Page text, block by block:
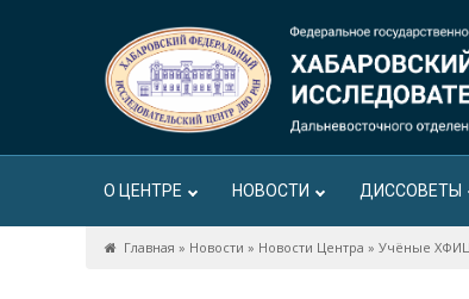
О ЦЕНТРЕ НОВОСТИ ДИССОВЕТЫ
Главная » Новости » Новости Центра » Учёные ХФИЦ